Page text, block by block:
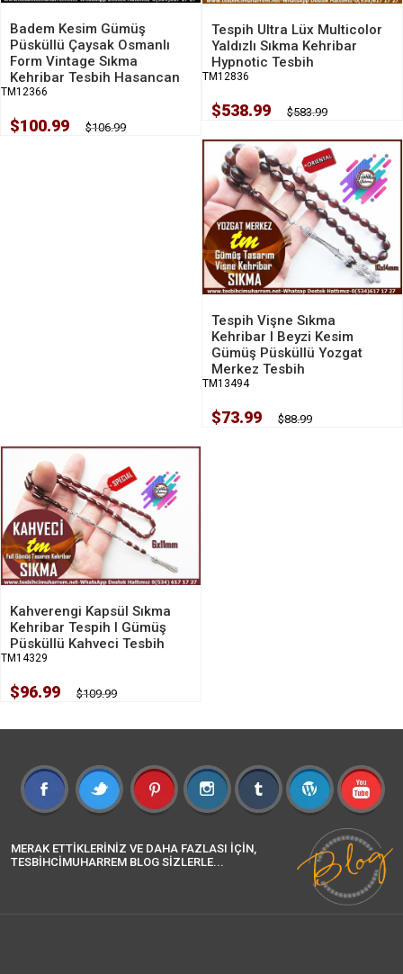
Badem Kesim Gümüş
Püsküllü Çaysak Osmanlı
Form Vintage Sıkma
Kehribar Tesbih Hasancan
TM12366
$100.99 $106.99
Tespih Ultra Lüx Multicolor
Yaldızlı Sıkma Kehribar
Hypnotic Tesbih
TM12836
$538.99 $583.99
Tespih Vişne Sıkma
Kehribar I Beyzi Kesim
Gümüş Püsküllü Yozgat
Merkez Tesbih
TM13494
$73.99 $88.99
Kahverengi Kapsül Sıkma
Kehribar Tespih I Gümüş
Püsküllü Kahveci Tesbih
TM14329
$96.99 $109.99
MERAK ETTİKLERİNİZ VE DAHA FAZLASI İÇİN,
TESBİHCİMUHARREM BLOG SİZLERLE...